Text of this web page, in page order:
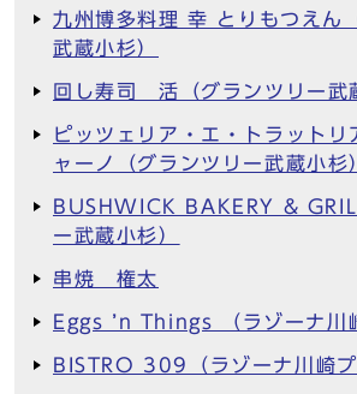
九州博多料理 幸 とりもつえん
武蔵小杉）
回し寿司 活（グランツリー武
ピッツェリア・エ・トラットリ
ャーノ（グランツリー武蔵小杉
BUSHWICK BAKERY &
ー武蔵小杉）
串焼 権太
Eggs ’n Things （ラゾーナ川
BISTRO 309（ラゾーナ川崎プ